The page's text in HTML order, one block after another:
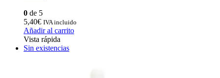
0 de 5
5,40€ IVA incluido
Añadir al carrito
Vista rápida
Sin existencias